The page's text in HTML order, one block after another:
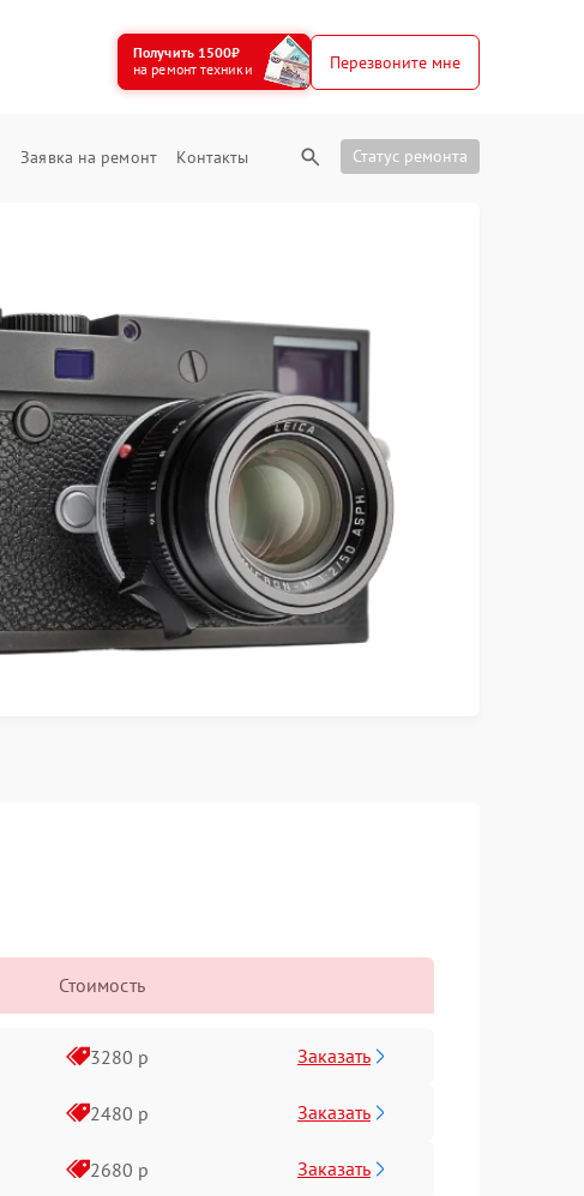
Получить 1500₽
на ремонт техники
Перезвоните мне
Заявка на ремонт Контакты Статус ремонта
Стоимость
3280 р Заказать
2480 р Заказать
2680 р Заказать